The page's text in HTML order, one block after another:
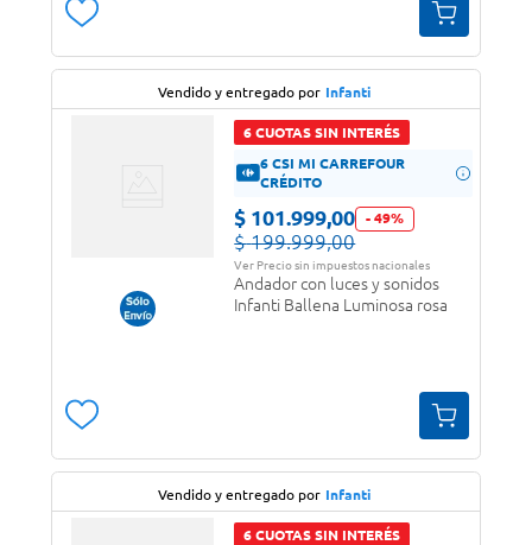
Vendido y entregado por Infanti
6 CUOTAS SIN INTERÉS
6 CSI MI CARREFOUR
CRÉDITO
$ 101.999,00 -49%
$ 199.999,00
Ver Precio sin impuestos nacionales
Andador con luces y sonidos
Infanti Ballena Luminosa rosa
Vendido y entregado por Infanti
6 CUOTAS SIN INTERÉS